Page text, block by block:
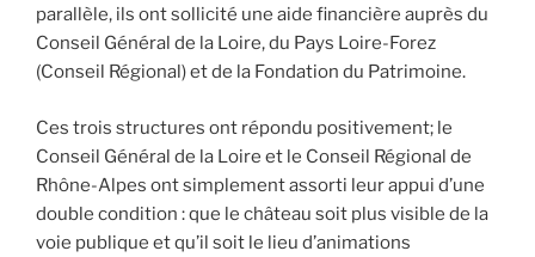
parallèle, ils ont sollicité une aide financière auprès du
Conseil Général de la Loire, du Pays Loire-Forez
(Conseil Régional) et de la Fondation du Patrimoine.
Ces trois structures ont répondu positivement; le
Conseil Général de la Loire et le Conseil Régional de
Rhône-Alpes ont simplement assorti leur appui d’une
double condition : que le château soit plus visible de la
voie publique et qu’il soit le lieu d’animations